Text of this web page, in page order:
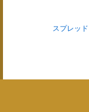
スプレッド